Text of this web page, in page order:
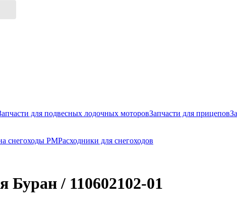
для подвесных лодочных моторовЗапчасти для прицепов
снегоходы РМРасходники для снегоходов
Буран / 110602102-01